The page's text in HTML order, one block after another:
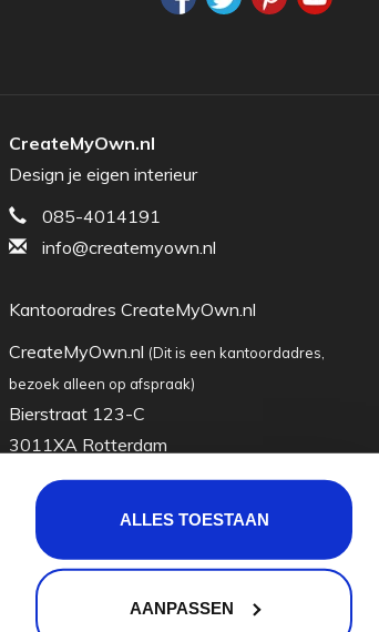
ALLES TOESTAAN
AANPASSEN
CreateMyOwn.nl
Design je eigen interieur
085-4014191
info@createmyown.nl
Kantooradres CreateMyOwn.nl
CreateMyOwn.nl (Dit is een kantoordadres,
bezoek alleen op afspraak)
Bierstraat 123-C
3011XA Rotterdam
Nederland
KVK: 63035928
Btw-nummer: nl855065722b01